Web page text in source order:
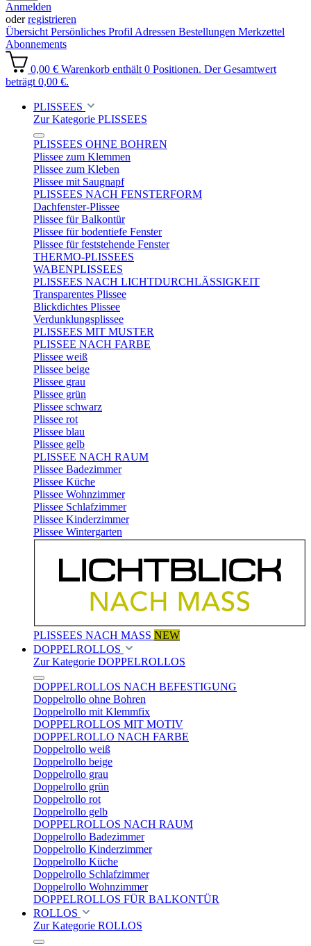
Anmelden
oderregistrieren
Übersicht Persönliches Profil Adressen Bestellungen Merkzettel
Abonnements
0,00 € Warenkorb enthält 0 Positionen. Der Gesamtwert
beträgt 0,00 €.
PLISSEES
Zur Kategorie PLISSEES
PLISSEES OHNE BOHREN
Plissee zum Klemmen
Plissee zum Kleben
Plissee mit Saugnapf
PLISSEES NACH FENSTERFORM
Dachfenster-Plissee
Plissee für Balkontür
Plissee für bodentiefe Fenster
Plissee für feststehende Fenster
THERMO-PLISSEES
WABENPLISSEES
PLISSEES NACH LICHTDURCHLÄSSIGKEIT
Transparentes Plissee
Blickdichtes Plissee
Verdunklungsplissee
PLISSEES MIT MUSTER
PLISSEE NACH FARBE
Plissee weiß
Plissee beige
Plissee grau
Plissee grün
Plissee schwarz
Plissee rot
Plissee blau
Plissee gelb
PLISSEE NACH RAUM
Plissee Badezimmer
Plissee Küche
Plissee Wohnzimmer
Plissee Schlafzimmer
Plissee Kinderzimmer
Plissee Wintergarten
PLISSEES NACH MASS NEW
DOPPELROLLOS
Zur Kategorie DOPPELROLLOS
DOPPELROLLOS NACH BEFESTIGUNG
Doppelrollo ohne Bohren
Doppelrollo mit Klemmfix
DOPPELROLLOS MIT MOTIV
DOPPELROLLO NACH FARBE
Doppelrollo weiß
Doppelrollo beige
Doppelrollo grau
Doppelrollo grün
Doppelrollo rot
Doppelrollo gelb
DOPPELROLLOS NACH RAUM
Doppelrollo Badezimmer
Doppelrollo Kinderzimmer
Doppelrollo Küche
Doppelrollo Schlafzimmer
Doppelrollo Wohnzimmer
DOPPELROLLOS FÜR BALKONTÜR
ROLLOS
Zur Kategorie ROLLOS